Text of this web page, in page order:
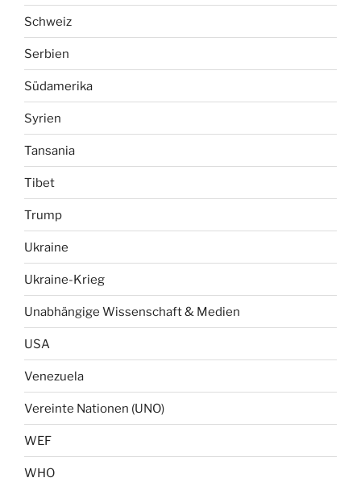
Schweiz
Serbien
Südamerika
Syrien
Tansania
Tibet
Trump
Ukraine
Ukraine-Krieg
Unabhängige Wissenschaft & Medien
USA
Venezuela
Vereinte Nationen (UNO)
WEF
WHO